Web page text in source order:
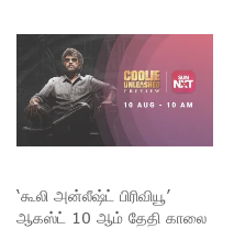
‘கூலி அன்லீஷ்ட் பிரிவியூ’
ஆகஸ்ட் 10 ஆம் தேதி காலை